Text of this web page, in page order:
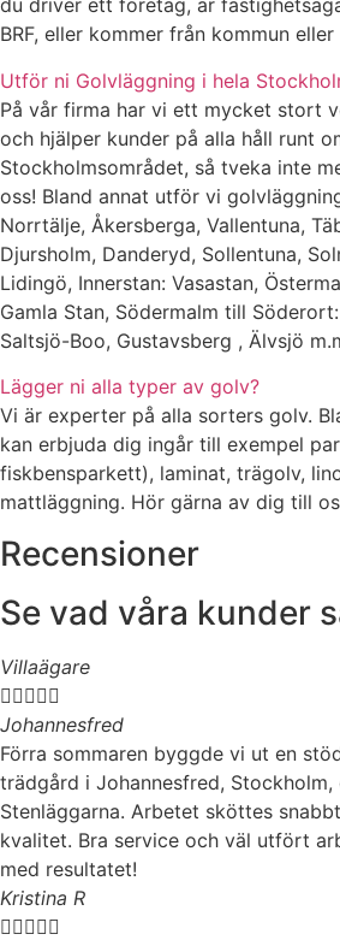
du driver ett företag, är
BRF, eller kommer från kommun
Utför ni Golvläggning i hela
På vår firma har vi ett mycket stort
och hjälper kunder på alla håll runt
Stockholmsområdet, så tveka inte
oss! Bland annat utför vi
Norrtälje, Åkersberga, Vallentuna,
Djursholm, Danderyd, Sollentuna,
Lidingö, Innerstan: Vasastan,
Gamla Stan, Södermalm till
Saltsjö-Boo, Gustavsberg , Älvsjö
Lägger ni alla typer av golv?
Vi är experter på alla sorters golv.
kan erbjuda dig ingår till exempel
fiskbensparkett), laminat, trägolv,
mattläggning. Hör gärna av dig till
Recensioner
Se vad våra kunder
Villaägare

Johannesfred
Förra sommaren byggde vi ut en
trädgård i Johannesfred,
Stenläggarna. Arbetet sköttes
kvalitet. Bra service och väl utfört
med resultatet!
Kristina R
